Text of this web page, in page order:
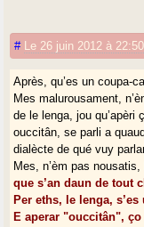
# Le 26 juin 2012 à 22:50
Après, qu’es un coupa-
Mes malurousament,
de le lenga, jou
ouccitân, se parli a
dialècte de qué vuy
Mes, n’èm pas
que s’an daun de tout
Per eths, le lenga,
E aperar "ouccitân", ço